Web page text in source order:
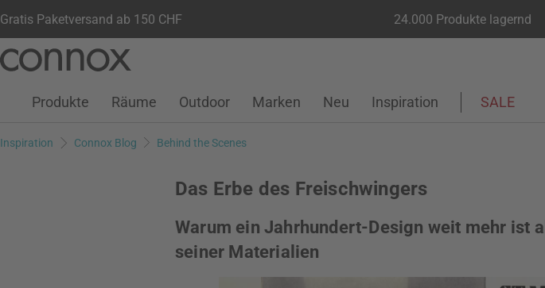
Gratis Paketversand ab 150 CHF 24.000 Produkte lagernd
Seiteninhalt
Suchfeld
Kundenkonto
Wunschliste
Warenkorb
Produkte Räume Outdoor Marken Neu Inspiration SALE
Inspiration Connox Blog Behind the Scenes
Das Erbe des Freischwingers
Warum ein Jahrhundert-Design weit mehr ist
seiner Materialien